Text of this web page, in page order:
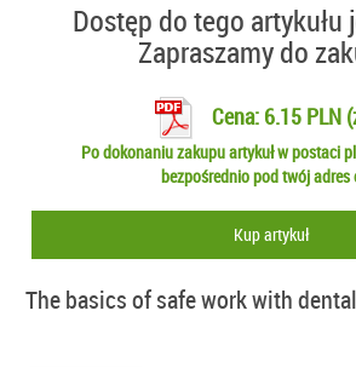
Dostęp do tego artykułu
Zapraszamy do
Cena: 6.15 PLN
Po dokonaniu zakupu artykuł w postaci
bezpośrednio pod twój adres
Kup artykuł
The basics of safe work with